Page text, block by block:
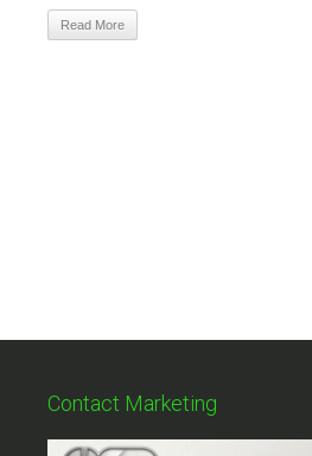
Read More
Contact Marketing